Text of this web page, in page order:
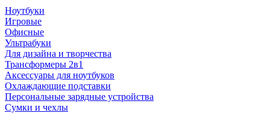
Ноутбуки
Игровые
Офисные
Ультрабуки
Для дизайна и творчества
Трансформеры 2в1
Аксессуары для ноутбуков
Охлаждающие подставки
Персональные зарядные устройства
Сумки и чехлы